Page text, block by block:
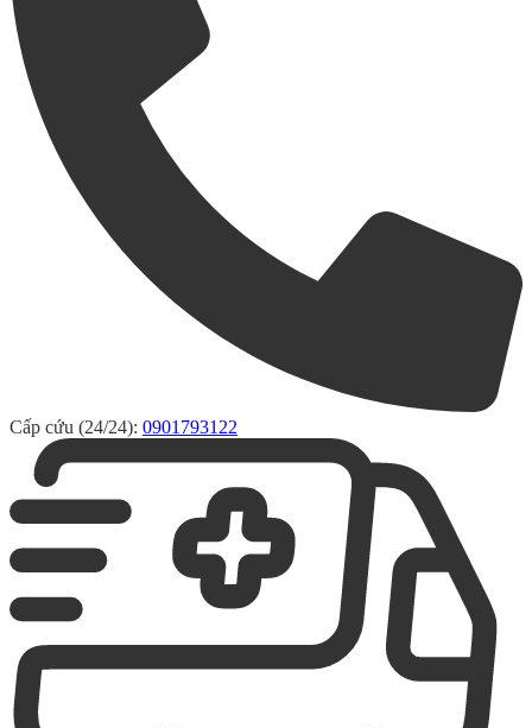
Cấp cứu (24/24): 0901793122